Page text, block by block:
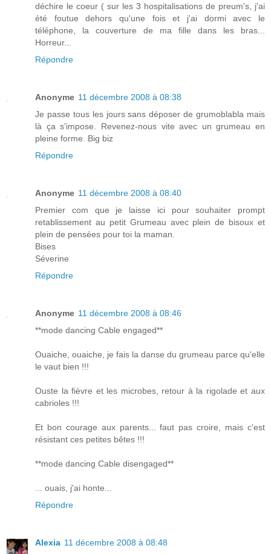
déchire le coeur ( sur les 3 hospitalisations de preum's, j'ai
été foutue dehors qu'une fois et j'ai dormi avec le
téléphone, la couverture de ma fille dans les bras...
Horreur...
Répondre
Anonyme 11 décembre 2008 à 08:38
Je passe tous les jours sans déposer de grumoblabla mais
là ça s'impose. Revenez-nous vite avec un grumeau en
pleine forme. Big biz
Répondre
Anonyme 11 décembre 2008 à 08:40
Premier com que je laisse ici pour souhaiter prompt
retablissement au petit Grumeau avec plein de bisoux et
plein de pensées pour toi la maman.
Bises
Séverine
Répondre
Anonyme 11 décembre 2008 à 08:46
**mode dancing Cable engaged**
Ouaiche, ouaiche, je fais la danse du grumeau parce qu'elle
le vaut bien !!!
Ouste la fièvre et les microbes, retour à la rigolade et aux
cabrioles !!!
Et bon courage aux parents... faut pas croire, mais c'est
résistant ces petites bêtes !!!
**mode dancing Cable disengaged**
... ouais, j'ai honte...
Répondre
Alexia 11 décembre 2008 à 08:48